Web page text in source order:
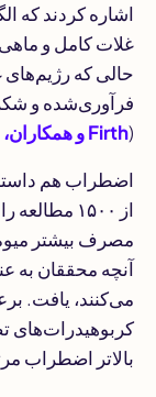
اشاره کردند که
غلات کامل و
حالی که
فرآوری‌شده و شکر
(Firth و همکاران، ۲۰۲۰
اضطراب هم
از ۱۵۰۰
آنچه محققان به
می‌کنند، یافت.
کربوهیدرات‌های
بالاتر اضطراب